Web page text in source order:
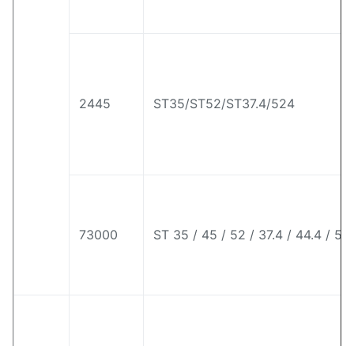
2445 ST35/ST52/ST37.4/524
73000 ST 35 / 45 / 52 / 37.4 / 44.4 /